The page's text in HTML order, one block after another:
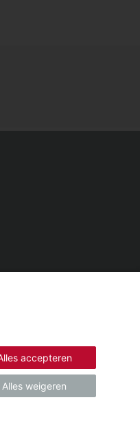
& Co. KG (DE)
accepteren
Alles weigeren